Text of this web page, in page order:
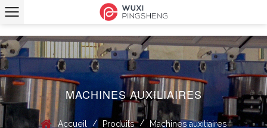
MACHINES AUXILIAIRES
Accueil / Produits / Machines auxiliaires